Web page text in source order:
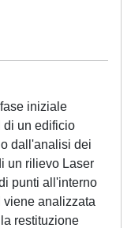
iniziale
di un edificio
dall'analisi dei
un rilievo Laser
punti all'interno
analizzata
restituzione